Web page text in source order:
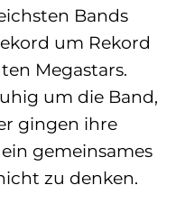
Bands
um Rekord
Megastars.
um die Band,
gingen ihre
gemeinsames
zu denken.